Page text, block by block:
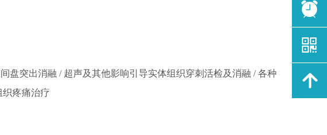
盘突出消融 / 超声及其他影响引导实体组织穿刺活检及消融 / 各种
织疼痛治疗
뀥
낃
녕